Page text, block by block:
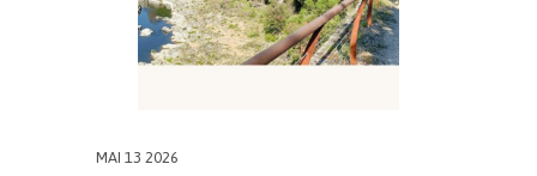
→
MONTREUIL-
SUR-
MAI 13 2026